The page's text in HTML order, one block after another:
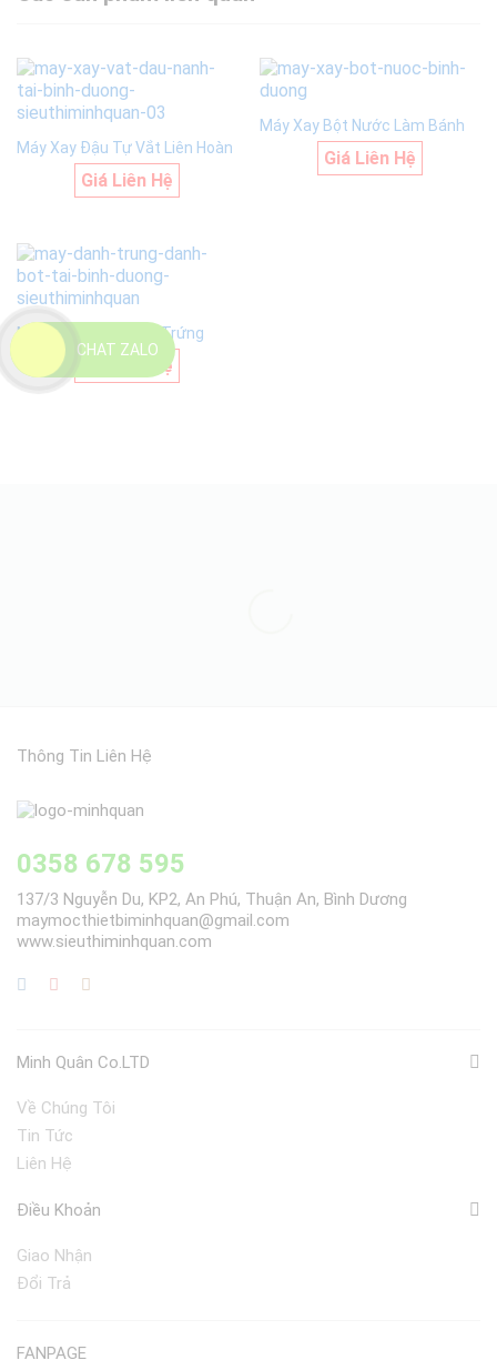
CHAT ZALO
Máy Xay Đậu Tự Vắt Liên Hoàn
Giá Liên Hệ
Máy Xay Bột Nước Làm Bánh
Giá Liên Hệ
Máy Đánh Bột Đánh Trứng
Giá Liên Hệ
Thông Tin Liên Hệ
0358 678 595
137/3 Nguyễn Du, KP2, An Phú, Thuận An, Bình Dương
maymocthietbiminhquan@gmail.com
www.sieuthiminhquan.com
Minh Quân Co.LTD
Về Chúng Tôi
Tin Tức
Liên Hệ
Điều Khoản
Giao Nhận
Đổi Trả
FANPAGE